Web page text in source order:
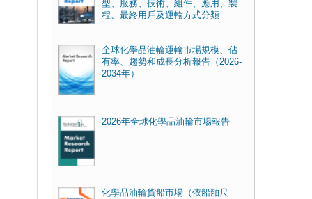
型、服務、技術、組件、應用、製
程、最終用戶及運輸方式分類
全球化學品油輪運輸市場規模、佔
有率、趨勢和成長分析報告（2026-
2034年）
2026年全球化學品油輪市場報告
化學品油輪貨船市場（依船舶尺